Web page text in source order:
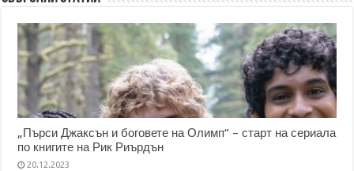
„Пърси Джаксън и боговете на Олимп“ – старт на сериала
по книгите на Рик Риърдън
20.12.2023